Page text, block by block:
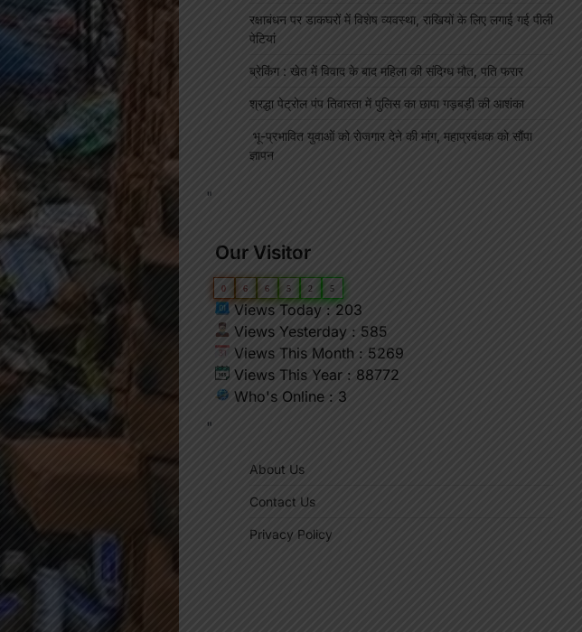
रक्षाबंधन पर डाकघरों में विशेष व्यवस्था, राखियों के लिए लगाई गई पीली
पेटियां
ब्रेकिंग : खेत में विवाद के बाद महिला की संदिग्ध मौत, पति फरार
श्रद्धा पेट्रोल पंप तिवारता में पुलिस का छापा गड़बड़ी की आशंका
भू-प्रभावित युवाओं को रोजगार देने की मांग, महाप्रबंधक को सौंपा
ज्ञापन
"
Our Visitor
0 6 6 5 2 5
Views Today : 203
Views Yesterday : 585
Views This Month : 5269
Views This Year : 88772
Who's Online : 3
"
About Us
Contact Us
Privacy Policy